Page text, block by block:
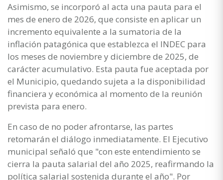
Asimismo, se incorporó al acta una pauta para el
mes de enero de 2026, que consiste en aplicar un
incremento equivalente a la sumatoria de la
inflación patagónica que establezca el INDEC para
los meses de noviembre y diciembre de 2025, de
carácter acumulativo. Esta pauta fue aceptada por
el Municipio, quedando sujeta a la disponibilidad
financiera y económica al momento de la reunión
prevista para enero.
En caso de no poder afrontarse, las partes
retomarán el diálogo inmediatamente. El Ejecutivo
municipal señaló que "con este entendimiento se
cierra la pauta salarial del año 2025, reafirmando la
política salarial sostenida durante el año". Por